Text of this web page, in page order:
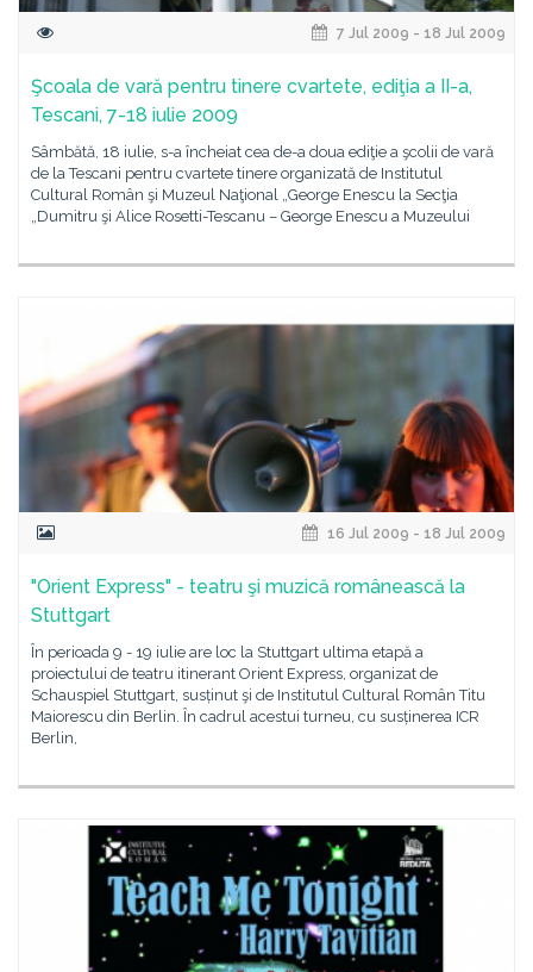
7 Jul 2009 - 18 Jul 2009
Şcoala de vară pentru tinere cvartete, ediţia a II-a,
Tescani, 7-18 iulie 2009
Sâmbătă, 18 iulie, s-a încheiat cea de-a doua ediţie a şcolii de vară
de la Tescani pentru cvartete tinere organizată de Institutul
Cultural Român şi Muzeul Naţional „George Enescu la Secţia
„Dumitru şi Alice Rosetti-Tescanu – George Enescu a Muzeului
16 Jul 2009 - 18 Jul 2009
"Orient Express" - teatru şi muzică românească la
Stuttgart
În perioada 9 - 19 iulie are loc la Stuttgart ultima etapă a
proiectului de teatru itinerant Orient Express, organizat de
Schauspiel Stuttgart, susținut şi de Institutul Cultural Român Titu
Maiorescu din Berlin. În cadrul acestui turneu, cu susținerea ICR
Berlin,